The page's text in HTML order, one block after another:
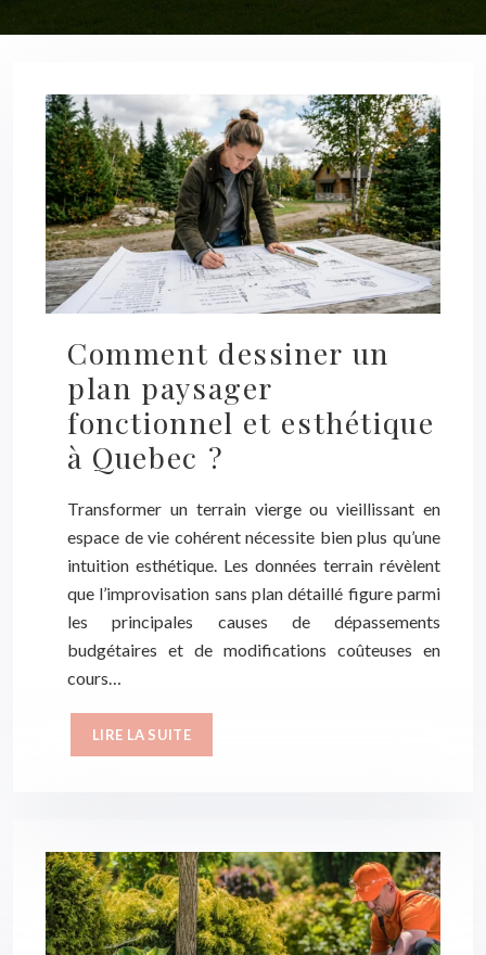
Comment dessiner un
plan paysager
fonctionnel et esthétique
à Quebec ?
Transformer un terrain vierge ou vieillissant en
espace de vie cohérent nécessite bien plus qu’une
intuition esthétique. Les données terrain révèlent
que l’improvisation sans plan détaillé figure parmi
les principales causes de dépassements
budgétaires et de modifications coûteuses en
cours…
LIRE LA SUITE